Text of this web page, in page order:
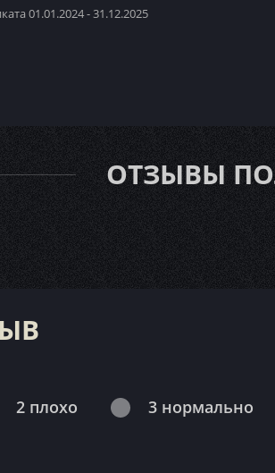
01.01.2024 - 31.12.2025
ОТЗЫВЫ
2 плохо 3 нормально